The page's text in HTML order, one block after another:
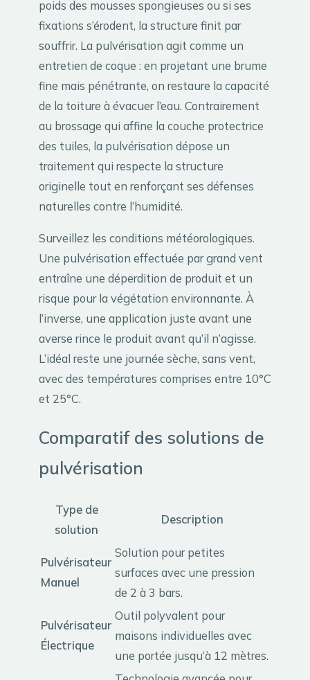
poids des mousses spongieuses ou si ses
fixations s’érodent, la structure finit par
souffrir. La pulvérisation agit comme un
entretien de coque : en projetant une brume
fine mais pénétrante, on restaure la capacité
de la toiture à évacuer l’eau. Contrairement
au brossage qui affine la couche protectrice
des tuiles, la pulvérisation dépose un
traitement qui respecte la structure
originelle tout en renforçant ses défenses
naturelles contre l’humidité.
Surveillez les conditions météorologiques.
Une pulvérisation effectuée par grand vent
entraîne une déperdition de produit et un
risque pour la végétation environnante. À
l’inverse, une application juste avant une
averse rince le produit avant qu’il n’agisse.
L’idéal reste une journée sèche, sans vent,
avec des températures comprises entre 10°C
et 25°C.
Comparatif des solutions de
pulvérisation
Type de
solution
Description
Pulvérisateur
Manuel
Solution pour petites
surfaces avec une pression
de 2 à 3 bars.
Pulvérisateur
Électrique
Outil polyvalent pour
maisons individuelles avec
une portée jusqu’à 12 mètres.